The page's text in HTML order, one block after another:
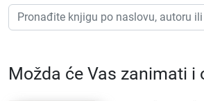
Možda će Vas zanimati i